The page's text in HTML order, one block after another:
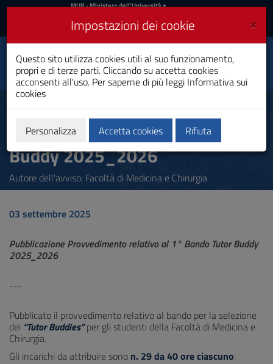
Vai
al
navigazione
del
sito
Vai
Footer
MIUR
Accedi
MUR- Ministero dell'Università e
Accedi UniCA News
Toggle
navigation
Università degli
Studi di Cagliari
Pubblicazione Provvedimento
relativo al 1° Bando Tutor
Buddy 2025_2026
Autore dell'avviso: Facoltà di Medicina e Chirurgia
03 settembre 2025
Pubblicazione Provvedimento relativo al 1° Bando Tutor Buddy
2025_2026
---
Pubblicato il provvedimento relativo al bando per la selezione
dei “Tutor Buddies”per gli studenti della Facoltà di Medicina e
Chirurgia.
Gli incarichi da attribuire sono n. 29 da 40 ore ciascuno.
×
Impostazioni dei cookie
Questo sito utilizza cookies utili al suo funzionamento,
propri e di terze parti. Cliccando su accetta cookies
acconsenti all'uso. Per saperne di più leggi Informativa sui
cookies
Personalizza Accetta cookies Rifiuta